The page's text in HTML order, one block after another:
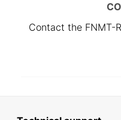
Contact the FNMT-